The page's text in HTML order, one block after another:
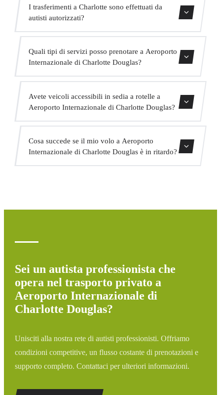
Chiediamo di indicarlo al momento della prenotazione
I trasferimenti a Charlotte sono effettuati da
autisti autorizzati?
assicurazione professionale e veicoli con revisione attuale.
Quali tipi di servizi posso prenotare a Aeroporto
Internazionale di Charlotte Douglas?
e trasporto di gruppo.
Avete veicoli accessibili in sedia a rotelle a
Aeroporto Internazionale di Charlotte Douglas?
ridotta. Indicate questo al momento della prenotazione e
Cosa succede se il mio volo a Aeroporto
Internazionale di Charlotte Douglas è in ritardo?
Sei un autista professionista che
opera nel trasporto privato a
Aeroporto Internazionale di
Charlotte Douglas?
Unisciti alla nostra rete di autisti professionisti. Offriamo
condizioni competitive, un flusso costante di prenotazioni e
supporto completo. Contattaci per ulteriori informazioni.